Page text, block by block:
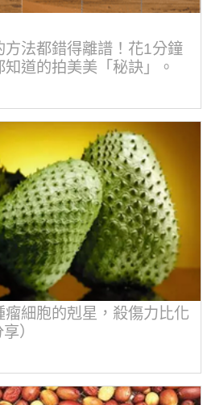
法都錯得離譜！花1分鐘
道的拍美美「秘訣」。
細胞的剋星，殺傷力比化
）